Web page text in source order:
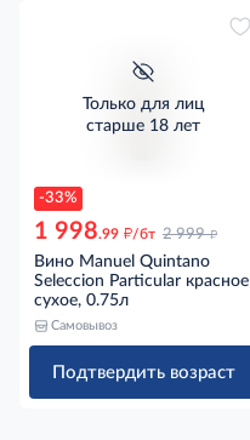
-33%
Только для лиц
старше 18 лет
1 998.99 д/бт 2 999 д
Вино Manuel Quintano
Seleccion Particular красное
сухое, 0.75л
Самовывоз
Подтвердить возраст